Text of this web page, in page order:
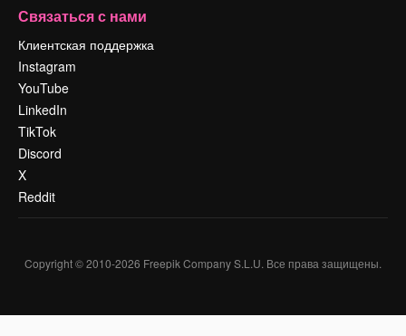
Связаться с нами
Клиентская поддержка
Instagram
YouTube
LinkedIn
TikTok
Discord
X
Reddit
Copyright © 2010-2026 Freepik Company S.L.U. Все права защищены.